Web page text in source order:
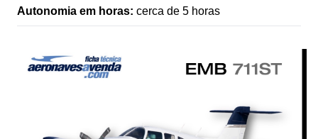
Autonomia em horas: cerca de 5 horas